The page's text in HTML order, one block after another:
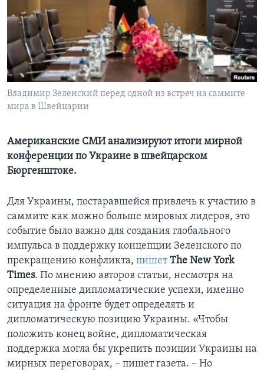
Learning English
СОЦИАЛЬНЫЕ СЕТИ
Языки
Владимир Зеленский перед одной из встреч на саммите
мира в Швейцарии
Американские СМИ анализируют итоги мирной
конференции по Украине в швейцарском
Бюргенштоке.
Для Украины, постаравшейся привлечь к участию в
саммите как можно больше мировых лидеров, это
событие было важно для создания глобального
импульса в поддержку концепции Зеленского по
прекращению конфликта, пишет The NewYork
Times. По мнению авторов статьи, несмотря на
определенные дипломатические успехи, именно
ситуация на фронте будет определять и
дипломатическую позицию Украины. «Чтобы
положить конец войне, дипломатическая
поддержка могла бы укрепить позиции Украины на
мирных переговорах, – пишет газета. – Но